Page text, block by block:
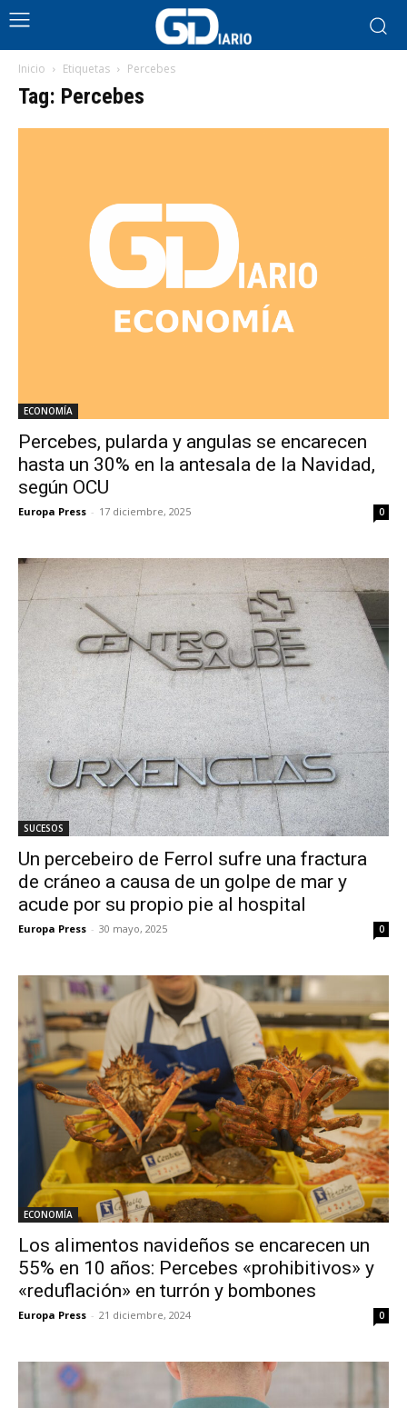
Inicio Etiquetas Percebes
Tag: Percebes
ECONOMÍA
Percebes, pularda y angulas se encarecen
hasta un 30% en la antesala de la Navidad,
según OCU
Europa Press - 17 diciembre, 2025 0
SUCESOS
Un percebeiro de Ferrol sufre una fractura
de cráneo a causa de un golpe de mar y
acude por su propio pie al hospital
Europa Press - 30 mayo, 2025 0
ECONOMÍA
Los alimentos navideños se encarecen un
55% en 10 años: Percebes «prohibitivos» y
«reduflación» en turrón y bombones
Europa Press - 21 diciembre, 2024 0